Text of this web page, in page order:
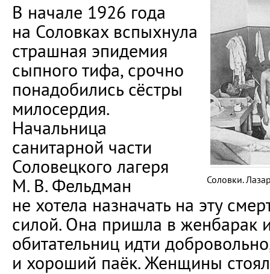
Соловки.
В начале 1926 года
на Соловках вспыхнула
страшная эпидемия
сыпного тифа, срочно
понадобились сёстры
милосердия.
Начальница
санитарной части
Соловецкого лагеря
М. В. Фельдман
не хотела назначать на эту
силой. Она пришла в женбарак
обитательниц идти
и хороший паёк. Женщины